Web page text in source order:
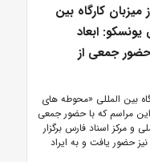
ماه ۱۳۹۸، شیراز میزبان کارگاه بین
ابعاد
جمعی از
میزبان کارگاه بین المللی «محوطه های
مراسم که با حضور جمعی
و مرکز اسناد فارس برگزار
حضور یافت و به ایراد